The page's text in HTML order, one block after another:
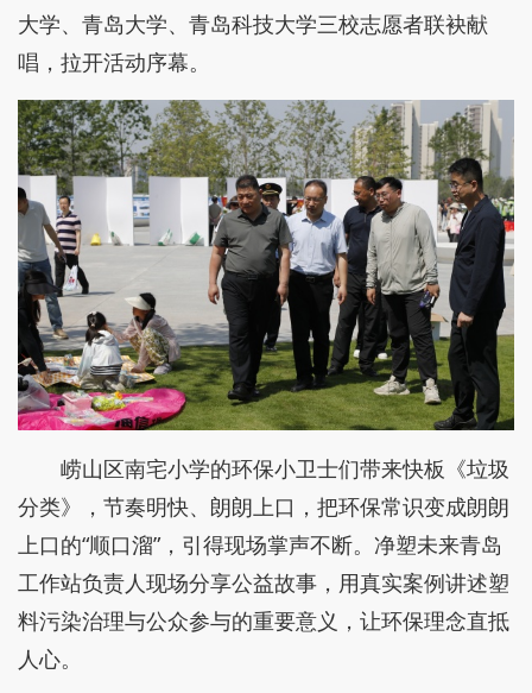
大学、青岛大学、青岛科技大学三校志愿者联袂献
唱，拉开活动序幕。
崂山区南宅小学的环保小卫士们带来快板《垃圾
分类》，节奏明快、朗朗上口，把环保常识变成朗朗
上口的“顺口溜”，引得现场掌声不断。净塑未来青岛
工作站负责人现场分享公益故事，用真实案例讲述塑
料污染治理与公众参与的重要意义，让环保理念直抵
人心。